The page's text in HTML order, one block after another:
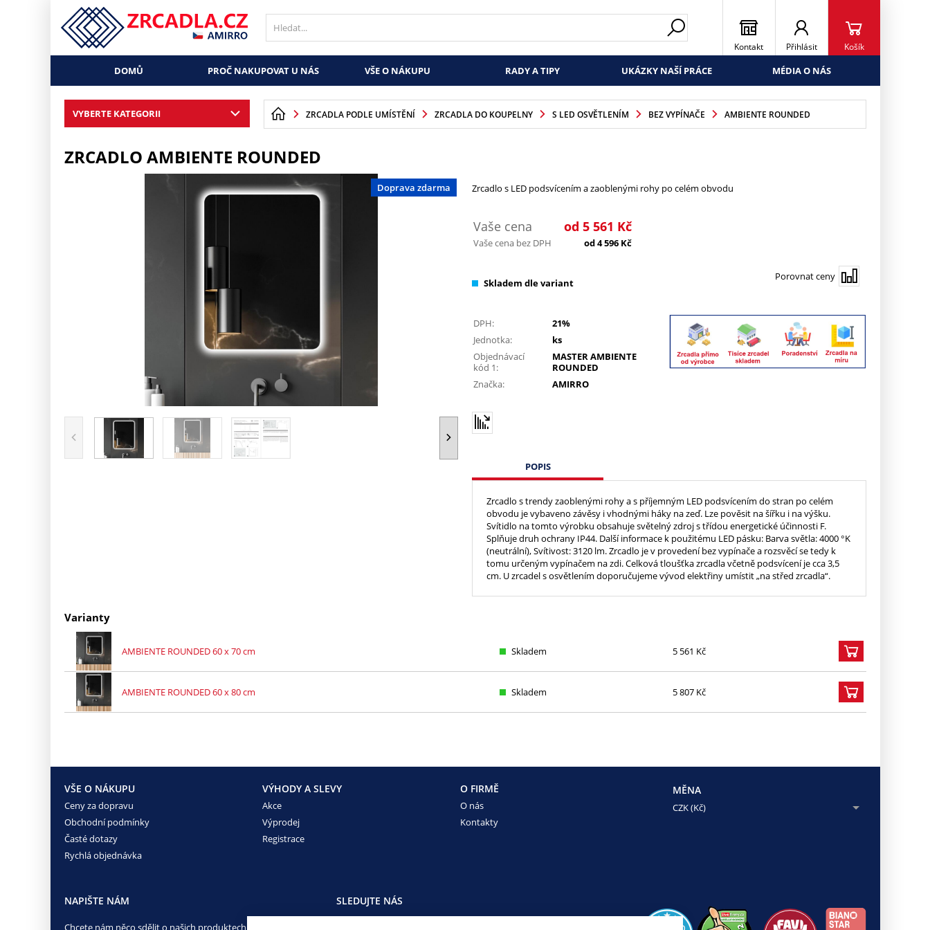
Kontakt Přihlásit Košík
DOMŮ PROČ NAKUPOVAT U NÁS VŠE O NÁKUPU RADY A TIPY UKÁZKY NAŠÍ PRÁCE MÉDIA O NÁS
VYBERTE KATEGORII ZRCADLA PODLE UMÍSTĚNÍ ZRCADLA DO KOUPELNY S LED OSVĚTLENÍM BEZ VYPÍNAČE AMBIENTE ROUNDED
ZRCADLO AMBIENTE ROUNDED
Zrcadlo s LED podsvícením a zaoblenými rohy po celém obvodu
Vaše cena od 5 561 Kč
Vaše cena bez DPH od4 596 Kč
Skladem dle variant
Porovnat ceny
DPH:
21%
Jednotka:
ks
Objednávací
kód 1:
MASTER AMBIENTE
ROUNDED
Značka:
AMIRRO
POPIS
Zrcadlo s trendy zaoblenými rohy a s příjemným LED podsvícením do stran po celém
obvodu je vybaveno závěsy i vhodnými háky na zeď. Lze pověsit na šířku i na výšku.
Svítidlo na tomto výrobku obsahuje světelný zdroj s třídou energetické účinnosti F.
Splňuje druh ochrany IP44. Další informace k použitému LED pásku: Barva světla: 4000 °K
(neutrální), Svítivost: 3120 lm. Zrcadlo je v provedení bez vypínače a rozsvěcí se tedy k
tomu určeným vypínačem na zdi. Celková tloušťka zrcadla včetně podsvícení je cca 3,5
cm. U zrcadel s osvětlením doporučujeme vývod elektřiny umístit „na střed zrcadla“.
Doprava zdarma
Varianty
AMBIENTE ROUNDED 60 x 70 cm Skladem 5 561 Kč
AMBIENTE ROUNDED 60 x 80 cm Skladem 5 807 Kč
VŠE O NÁKUPU
Ceny za dopravu
Obchodní podmínky
Časté dotazy
Rychlá objednávka
VÝHODY A SLEVY
Akce
Výprodej
Registrace
O FIRMĚ
O nás
Kontakty
MĚNA
CZK (Kč)
NAPIŠTE NÁM
Chcete nám něco sdělit o našich produktech nebo e-shopu?
SLEDUJTE NÁS